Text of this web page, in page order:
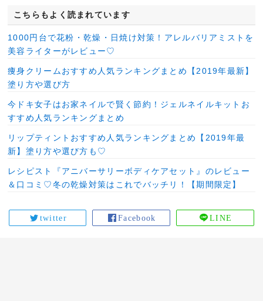
こちらもよく読まれています
1000円台で花粉・乾燥・日焼け対策！アレルバリアミストを
美容ライターがレビュー♡
痩身クリームおすすめ人気ランキングまとめ【2019年最新】
塗り方や選び方
今ドキ女子はお家ネイルで賢く節約！ジェルネイルキットお
すすめ人気ランキングまとめ
リップティントおすすめ人気ランキングまとめ【2019年最
新】塗り方や選び方も♡
レシピスト『アニバーサリーボディケアセット』のレビュー
＆口コミ♡冬の乾燥対策はこれでバッチリ！【期間限定】
twitter Facebook LINE